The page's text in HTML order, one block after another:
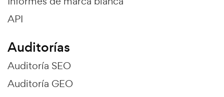
API
Auditorías
Auditoría SEO
Auditoría GEO